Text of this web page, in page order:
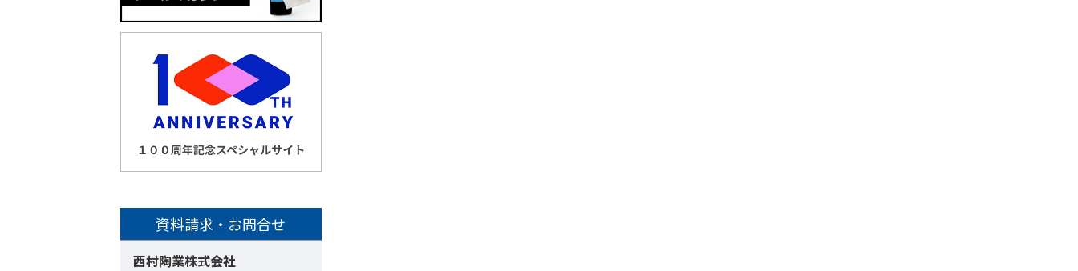
資料請求・お問合せ
西村陶業株式会社